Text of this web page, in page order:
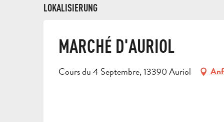
LOKALISIERUNG
MARCHÉ D'AURIOL
Cours du 4 Septembre, 13390 Auriol